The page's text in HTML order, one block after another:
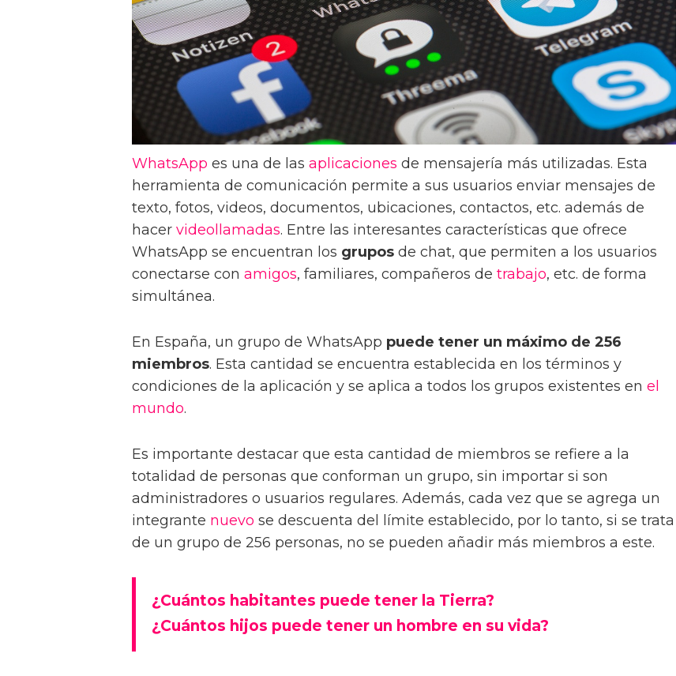
WhatsApp es una de las aplicaciones de mensajería más utilizadas. Esta
herramienta de comunicación permite a sus usuarios enviar mensajes de
texto, fotos, videos, documentos, ubicaciones, contactos, etc. además de
hacer videollamadas. Entre las interesantes características que ofrece
WhatsApp se encuentran los grupos de chat, que permiten a los usuarios
conectarse con amigos, familiares, compañeros de trabajo, etc. de forma
simultánea.
En España, un grupo de WhatsApp puede tener un máximo de 256
miembros. Esta cantidad se encuentra establecida en los términos y
condiciones de la aplicación y se aplica a todos los grupos existentes en el
mundo.
Es importante destacar que esta cantidad de miembros se refiere a la
totalidad de personas que conforman un grupo, sin importar si son
administradores o usuarios regulares. Además, cada vez que se agrega un
integrante nuevo se descuenta del límite establecido, por lo tanto, si se trata
de un grupo de 256 personas, no se pueden añadir más miembros a este.
¿Cuántos habitantes puede tener la Tierra?
¿Cuántos hijos puede tener un hombre en su vida?